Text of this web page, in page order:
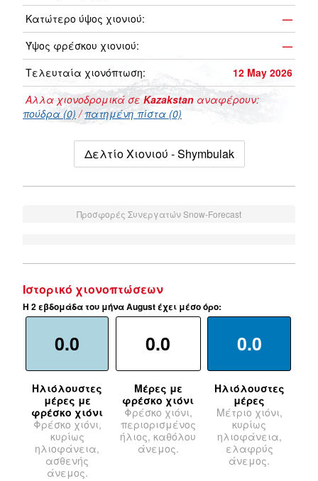
Κατώτερο ύψος χιονιού:
—
Ύψος φρέσκου χιονιού:
—
Τελευταία χιονόπτωση:
12 May 2026
Αλλα χιονοδρομικά σεKazakstan αναφέρουν:
πούδρα (0) /πατημένη πίστα (0)
Δελτίο Χιονιού - Shymbulak
Προσφορές Συνεργατών Snow-Forecast
Ιστορικό χιονοπτώσεων
Η 2 εβδομάδα του μήνα August έχει μέσο όρο:
0.0
Ηλιόλουστες
μέρες με
φρέσκο χιόνι
Φρέσκο χιόνι,
κυρίως
ηλιοφάνεια,
ασθενής
άνεμος.
0.0
Μέρες με
φρέσκο χιόνι
Φρέσκο χιόνι,
περιορισμένος
ήλιος, καθόλου
άνεμος.
0.0
Ηλιόλουστες
μέρες
Μέτριο χιόνι,
κυρίως
ηλιοφάνεια,
ελαφρύς
άνεμος.